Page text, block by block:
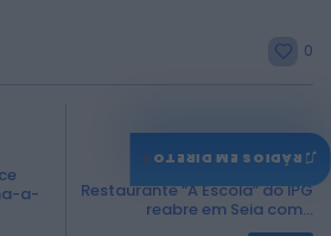
0
a-
ARTIGO SEGUINTE
Restaurante “A Escola” do IPG
reabre em Seia com...
♫
RÁDIOS EM DIRETO